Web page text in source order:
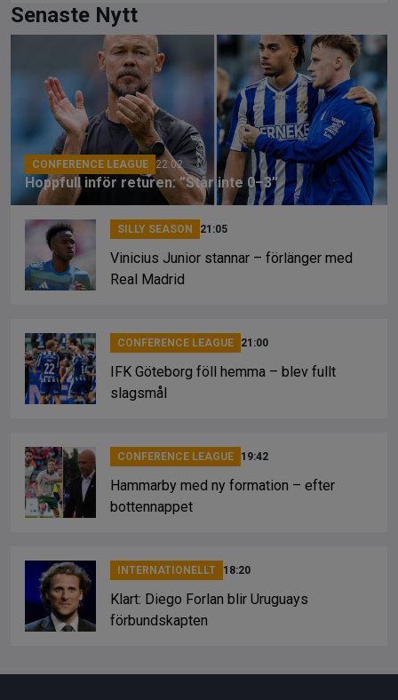
o
k
a
d
s
Li
n
k
Senaste Nytt
CONFERENCE LEAGUE 22:02
Hoppfull inför returen: ”Står inte 0–3”
SILLY SEASON 21:05
Vinicius Junior stannar – förlänger med
Real Madrid
CONFERENCE LEAGUE 21:00
IFK Göteborg föll hemma – blev fullt
slagsmål
CONFERENCE LEAGUE 19:42
Hammarby med ny formation – efter
bottennappet
INTERNATIONELLT 18:20
Klart: Diego Forlan blir Uruguays
förbundskapten